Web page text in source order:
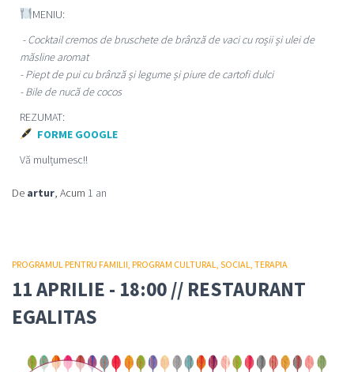
MENIU:
- Cocktail cremos de bruschete de brânză de vaci cu roșii și ulei de
măsline aromat
- Piept de pui cu brânză și legume și piure de cartofi dulci
- Bile de nucă de cocos
REZUMAT:
FORME GOOGLE
Vă mulțumesc!!
De artur, Acum 1 an
PROGRAMUL PENTRU FAMILII PROGRAM CULTURAL SOCIAL TERAPIA
11 APRILIE - 18:00 // RESTAURANT
EGALITAS